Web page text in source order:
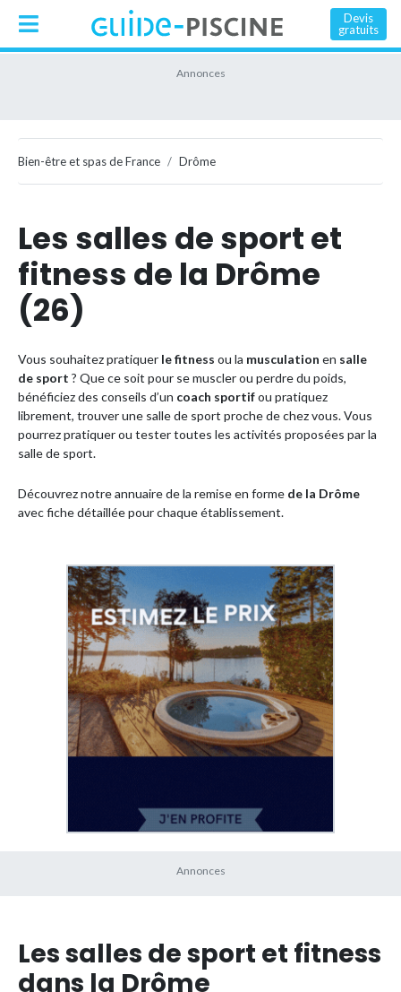
Devis
gratuits
Bien-être et spas de France Drôme
Les salles de sport et
fitness de la Drôme
(26)
Vous souhaitez pratiquer le fitness ou la musculation en salle
de sport ? Que ce soit pour se muscler ou perdre du poids,
bénéficiez des conseils d’un coach sportifou pratiquez
librement, trouver une salle de sport proche de chez vous. Vous
pourrez pratiquer ou tester toutes les activités proposées par la
salle de sport.
Découvrez notre annuaire de la remise en forme de la Drôme
avec fiche détaillée pour chaque établissement.
Les salles de sport et fitness
dans la Drôme